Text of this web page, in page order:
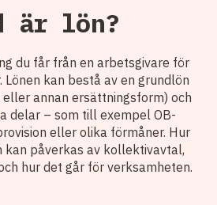
är lön?
du får från en arbetsgivare för
kan bestå av en grundlön
annan ersättningsform) och
delar – som till exempel OB-
eller olika förmåner. Hur
kan påverkas av kollektivavtal,
hur det går för verksamheten.